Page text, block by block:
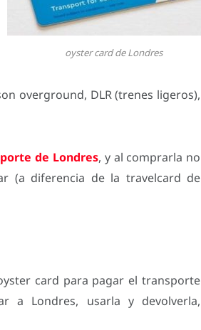
oyster card de Londres
overground, DLR (trenes ligeros),
de Londres, y al comprarla no
(a diferencia de la travelcard de
card para pagar el transporte
a Londres, usarla y devolverla,